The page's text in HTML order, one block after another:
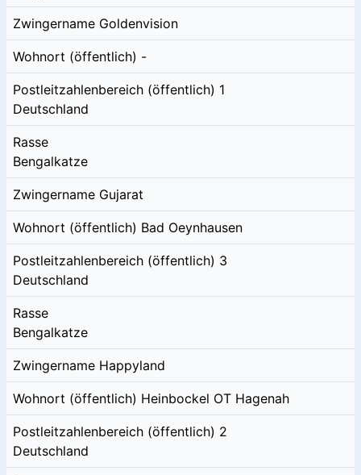
Zwingername Goldenvision
Wohnort (öffentlich) -
Postleitzahlenbereich (öffentlich) 1
Deutschland
Rasse
Bengalkatze
Zwingername Gujarat
Wohnort (öffentlich) Bad Oeynhausen
Postleitzahlenbereich (öffentlich) 3
Deutschland
Rasse
Bengalkatze
Zwingername Happyland
Wohnort (öffentlich) Heinbockel OT Hagenah
Postleitzahlenbereich (öffentlich) 2
Deutschland